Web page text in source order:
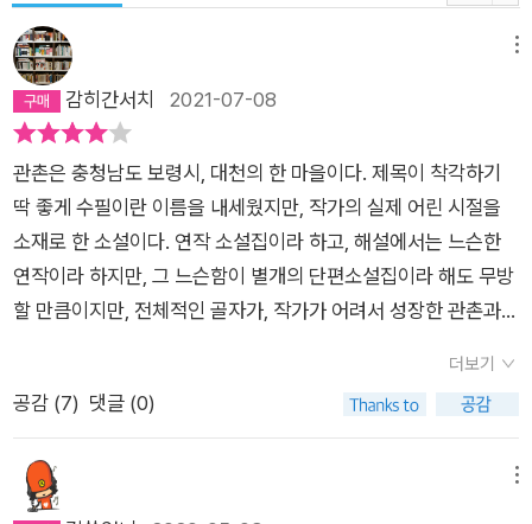
감히간서치 2021-07-08
관촌은 충청남도 보령시, 대천의 한 마을이다. 제목이 착각하기
딱 좋게 수필이란 이름을 내세웠지만, 작가의 실제 어린 시절을
소재로 한 소설이다. 연작 소설집이라 하고, 해설에서는 느슨한
연작이라 하지만, 그 느슨함이 별개의 단편소설집이라 해도 무방
할 만큼이지만, 전체적인 골자가, 작가가 어려서 성장한 관촌과
년부터 1977년까지의 작품들을 1977년도에 묶어 출판한, 8편
의 작품이 실려있다.제목이 모두 사자 성어로 이루어져서, 갸우뚱
되었다.충청도 사투리와 한자어로 인해, 헤맨다던 리뷰처럼, 토속
어와 비속어, 지금은 사라진 고어들의 향연을 애쓰면서 즐겨야 했
더보기
공감 (7) 댓글 (0)